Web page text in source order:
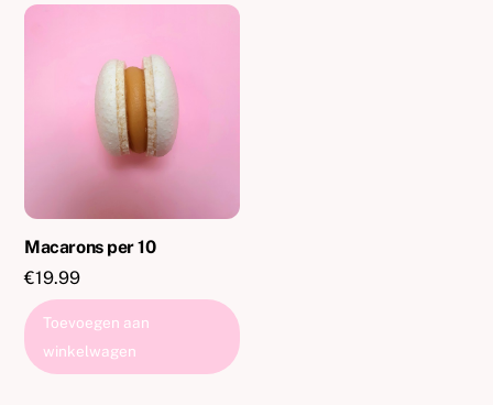
meerdere
Macarons per 10
€19.99
Toevoegen aan
winkelwagen